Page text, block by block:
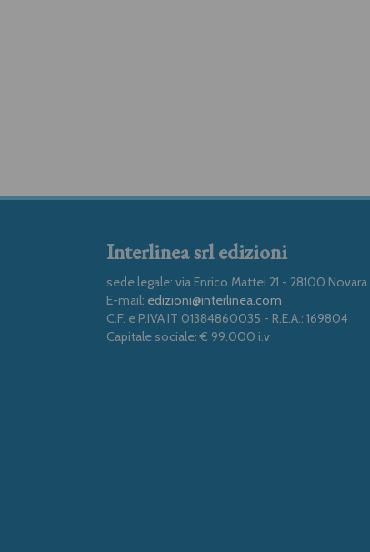
Interlinea srl edizioni
sede legale: via Enrico Mattei 21 - 28100 Novara
E-mail: edizioni@interlinea.com
C.F. e P.IVA IT 01384860035 - R.E.A.: 169804
Capitale sociale: € 99.000 i.v